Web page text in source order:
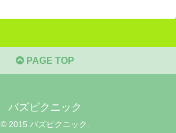
PAGE TOP
バズピクニック
© 2015 バズピクニック.